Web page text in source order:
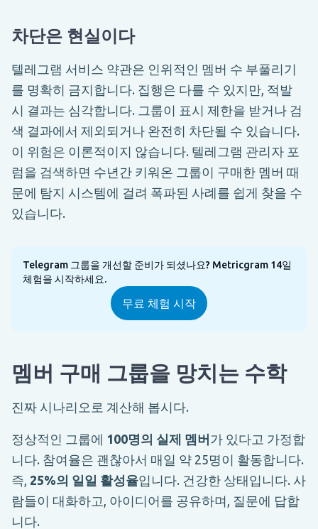
차단은 현실이다
텔레그램 서비스 약관은 인위적인 멤버 수 부풀리기
를 명확히 금지합니다. 집행은 다를 수 있지만, 적발
시 결과는 심각합니다. 그룹이 표시 제한을 받거나 검
색 결과에서 제외되거나 완전히 차단될 수 있습니다.
이 위험은 이론적이지 않습니다. 텔레그램 관리자 포
럼을 검색하면 수년간 키워온 그룹이 구매한 멤버 때
문에 탐지 시스템에 걸려 폭파된 사례를 쉽게 찾을 수
있습니다.
Telegram 그룹을 개선할 준비가 되셨나요? Metricgram 14일
체험을 시작하세요.
무료 체험 시작
멤버 구매 그룹을 망치는 수학
진짜 시나리오로 계산해 봅시다.
정상적인 그룹에 100명의 실제 멤버 가 있다고 가정합
니다. 참여율은 괜찮아서 매일 약 25명이 활동합니다.
즉, 25%의 일일 활성율입니다. 건강한 상태입니다. 사
람들이 대화하고, 아이디어를 공유하며, 질문에 답합
니다.